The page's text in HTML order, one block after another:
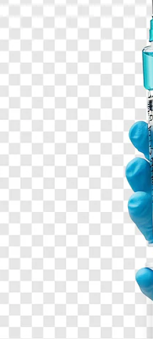
pro tvorbu vaší nejlepší
než 1 milion předplatitelů napříč
agenturami a studii.